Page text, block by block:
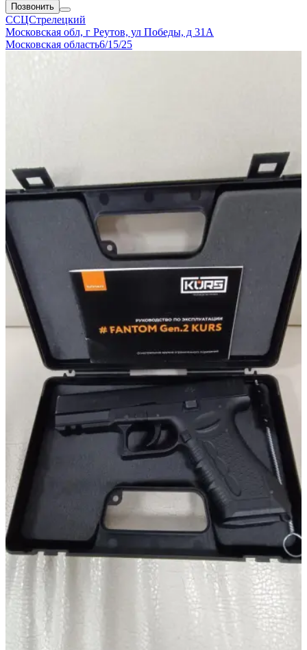
Позвонить
ССЦСтрелецкий
Московская обл, г Реутов, ул Победы, д 31А
Московская область6/15/25